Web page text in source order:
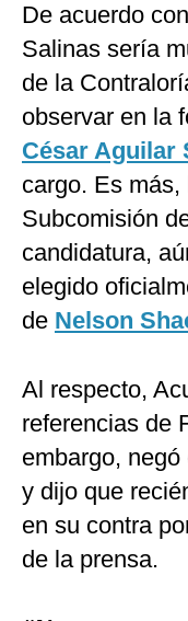
De acuerdo
Salinas sería
de la
observar en la
César Aguilar
cargo. Es
Subcomisión
candidatura,
elegido
de Nelson
Al respecto,
referencias de
embargo,
y dijo que
en su contra
de la prensa.